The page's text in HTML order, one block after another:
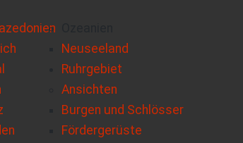
Neuseeland
Ruhrgebiet
Ansichten
Burgen und Schlösser
Fördergerüste